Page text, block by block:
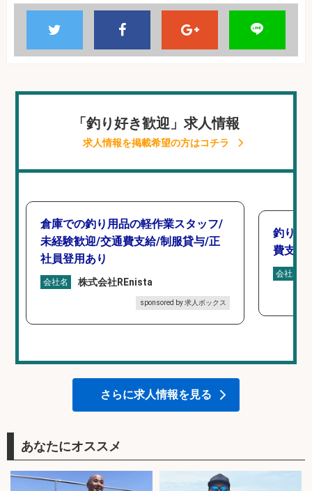
「釣り好き歓迎」求人情報
求人情報を掲載希望の方はコチラ
倉庫での釣り用品の軽作業スタッフ/
未経験歓迎/交通費支給/制服貸与/正
社員登用あり
会社名 株式会社REnista
sponsored by 求人ボックス
釣り具
費支給
会社名
さらに求人情報を見る
あなたにオススメ